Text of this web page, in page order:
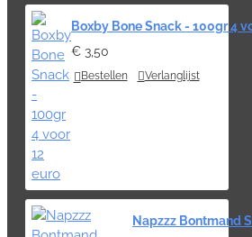
Boxby Bone Snack - 100gr 4
€ 3,50
Bestellen Verlanglijst
Napzzz Bontmand